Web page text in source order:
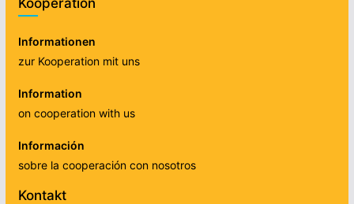
Informationen
zur Kooperation mit uns
Information
on cooperation with us
Información
sobre la cooperación con nosotros
Kontakt